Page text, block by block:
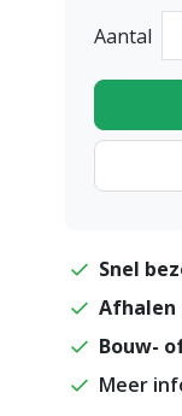
Aantal
Snel
Afhalen
Bouw-
Meer